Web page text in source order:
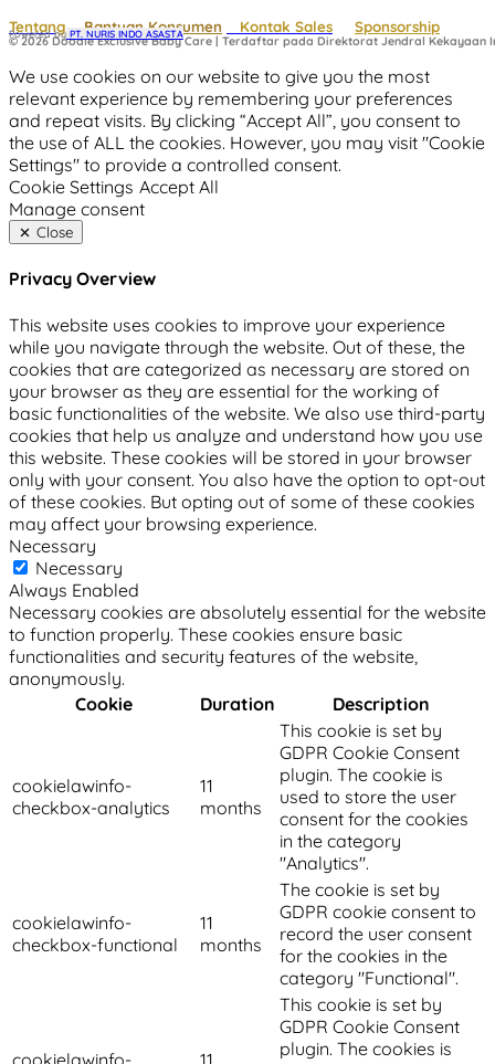
Tentang Bantuan Konsumen Kontak Sales Sponsorship
© 2026 Doodle Exclusive Baby Care | Terdaftar pada Direktorat Jendral Kekayaan
Powered by PT. NURIS INDO ASASTA
We use cookies on our website to give you the most
relevant experience by remembering your preferences
and repeat visits. By clicking “Accept All”, you consent to
the use of ALL the cookies. However, you may visit "Cookie
Settings" to provide a controlled consent.
Cookie Settings Accept All
Manage consent
Close
Privacy Overview
This website uses cookies to improve your experience
while you navigate through the website. Out of these, the
cookies that are categorized as necessary are stored on
your browser as they are essential for the working of
basic functionalities of the website. We also use third-party
cookies that help us analyze and understand how you use
this website. These cookies will be stored in your browser
only with your consent. You also have the option to opt-out
of these cookies. But opting out of some of these cookies
may affect your browsing experience.
Necessary
Necessary
Always Enabled
Necessary cookies are absolutely essential for the website
to function properly. These cookies ensure basic
functionalities and security features of the website,
anonymously.
Cookie
Duration Description
cookielawinfo-
checkbox-analytics
11
months
This cookie is set by
GDPR Cookie Consent
plugin. The cookie is
used to store the user
consent for the cookies
in the category
"Analytics".
cookielawinfo-
checkbox-functional
11
months
The cookie is set by
GDPR cookie consent to
record the user consent
for the cookies in the
category "Functional".
cookielawinfo-
11
This cookie is set by
GDPR Cookie Consent
plugin. The cookies is